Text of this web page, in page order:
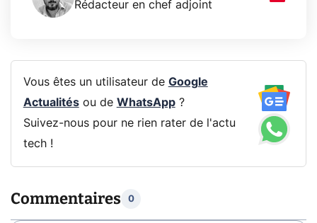
Rédacteur en chef adjoint
Vous êtes un utilisateur de Google
Actualitésou de WhatsApp?
Suivez-nous pour ne rien rater de l'actu
tech !
Commentaires 0